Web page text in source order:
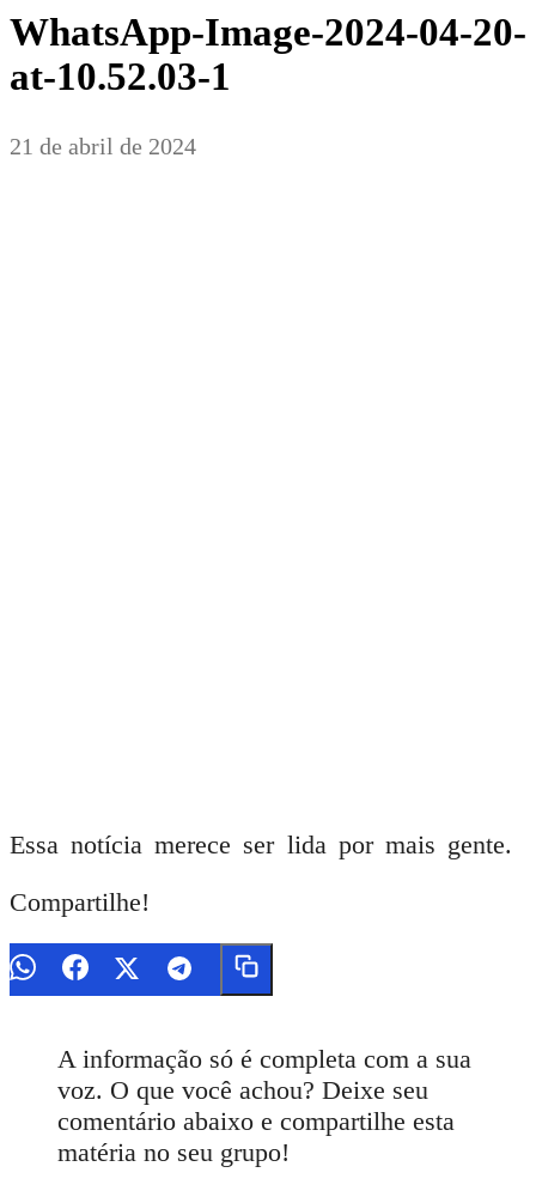
WhatsApp-Image-2024-04-20-
at-10.52.03-1
21 de abril de 2024
Essa notícia merece ser lida por mais gente.
Compartilhe!
A informação só é completa com a sua
voz. O que você achou? Deixe seu
comentário abaixo e compartilhe esta
matéria no seu grupo!